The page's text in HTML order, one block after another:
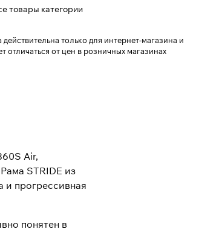
товары категории
действительна только для интернет-магазина и
отличаться от цен в розничных магазинах
Air,
STRIDE из
и прогрессивная
понятен в